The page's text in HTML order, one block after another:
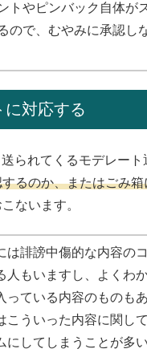
トやピンバック自体が
ので、むやみに承認し
に対応する
られてくるモデレート
るのか、またはごみ
ないます。
は誹謗中傷的な内容の
人もいますし、よくわ
っている内容のものもあ
こういった内容に関し
にしてしまうことが多い